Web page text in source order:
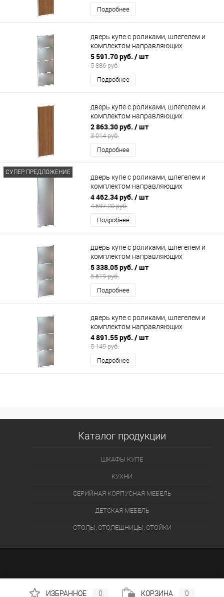
Подробнее
дверь купе с роликами, шлегелем и
комплектом направляющих
800х2200мм (4 секции зеркало)
5 591.70 руб. / шт
5 886 руб.
Подробнее
дверь купе с роликами, шлегелем и
комплектом направляющих
600х2200мм (ЛДСП)
2 863.30 руб. / шт
3 014 руб.
Подробнее
СУПЕР ПРЕДЛОЖЕНИЕ
дверь купе с роликами, шлегелем и
комплектом направляющих
700х2200мм Зеркало
4 462.34 руб. / шт
4 697.20 руб.
Подробнее
дверь купе с роликами, шлегелем и
комплектом направляющих
800х2200мм (3 секции)
5 338.05 руб. / шт
5 619 руб.
Подробнее
дверь купе с роликами, шлегелем и
комплектом направляющих
700х2200мм (3 секции)
4 891.55 руб. / шт
5 149 руб.
Подробнее
Каталог продукции
ШКАФЫ КУПЕ
КУХНИ
СЕРИЙНАЯ КОРПУСНАЯ МЕБЕЛЬ
ДЕТСКАЯ МЕБЕЛЬ
СТОЛЫ, СТОЛЕШНИЦЫ, СТОЙКИ
ИЗБРАННОЕ 0 КОРЗИНА 0